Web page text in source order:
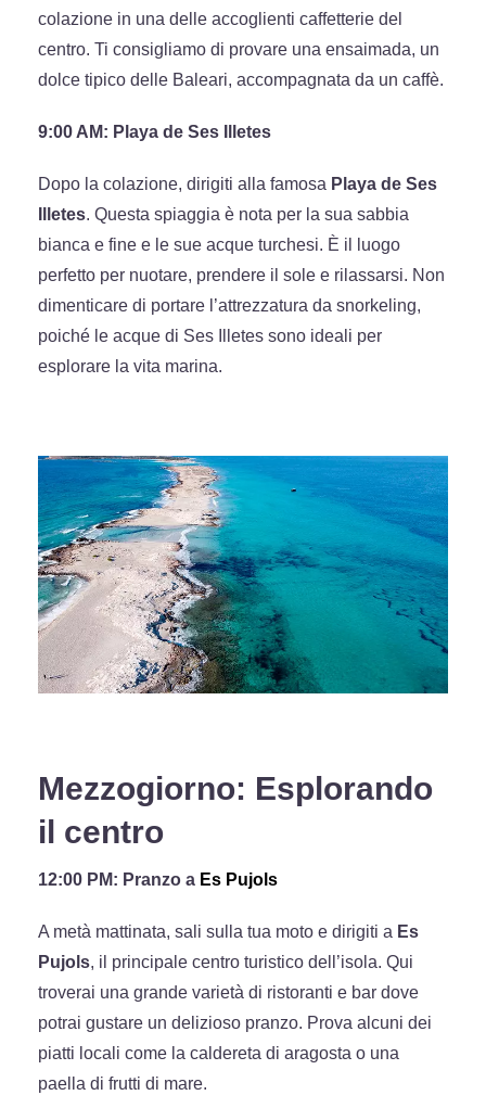
colazione in una delle accoglienti caffetterie del
centro. Ti consigliamo di provare una ensaimada, un
dolce tipico delle Baleari, accompagnata da un caffè.
9:00 AM: Playa de Ses Illetes
Dopo la colazione, dirigiti alla famosa Playa de Ses
Illetes. Questa spiaggia è nota per la sua sabbia
bianca e fine e le sue acque turchesi. È il luogo
perfetto per nuotare, prendere il sole e rilassarsi. Non
dimenticare di portare l’attrezzatura da snorkeling,
poiché le acque di Ses Illetes sono ideali per
esplorare la vita marina.
Mezzogiorno: Esplorando
il centro
12:00 PM: Pranzo a Es Pujols
A metà mattinata, sali sulla tua moto e dirigiti a Es
Pujols, il principale centro turistico dell’isola. Qui
troverai una grande varietà di ristoranti e bar dove
potrai gustare un delizioso pranzo. Prova alcuni dei
piatti locali come la caldereta di aragosta o una
paella di frutti di mare.